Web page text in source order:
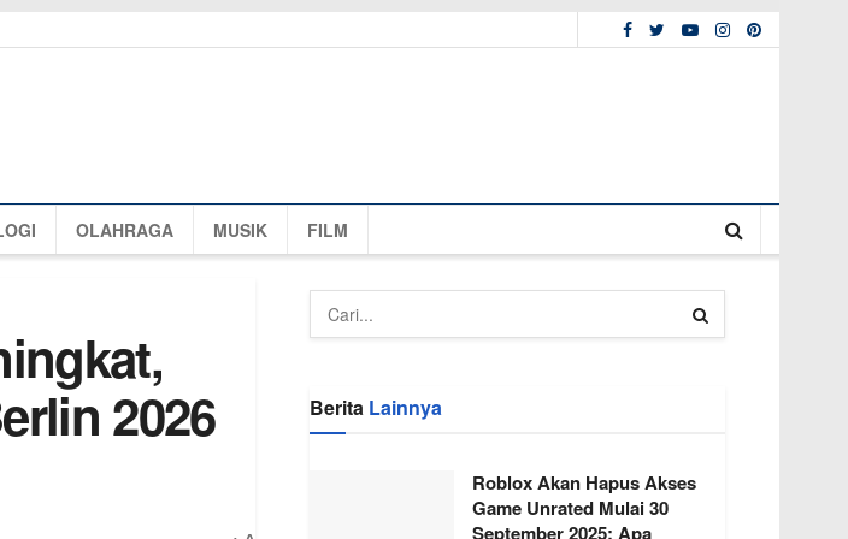
OLAHRAGA MUSIK FILM
2026
Berita Lainnya
Roblox Akan Hapus Akses
Game Unrated Mulai 30
September 2025: Apa